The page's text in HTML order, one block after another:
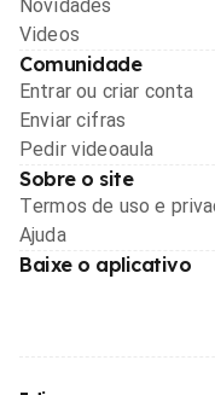
Novidades
Videos
Comunidade
Entrar ou criar conta
Enviar cifras
Pedir videoaula
Sobre o site
Termos de uso e
Ajuda
Baixe o aplicativo